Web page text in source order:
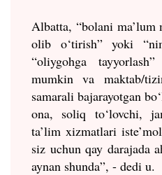
Albatta, “bolani ma’lum
olib o‘tirish” yoki
“oliygohga
mumkin va maktab/
samarali bajarayotgan
ona, soliq to‘lovchi,
ta’lim xizmatlari
siz uchun qay darajada
aynan shunda”, - dedi u.